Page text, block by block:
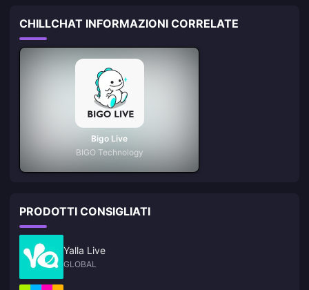
CHILLCHAT INFORMAZIONI CORRELATE
Bigo Live
BIGO Technology
PRODOTTI CONSIGLIATI
Yalla Live
GLOBAL